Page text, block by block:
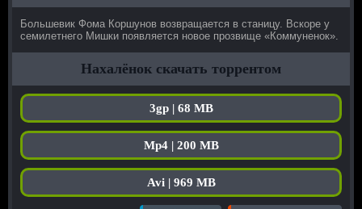
Большевик Фома Коршунов возвращается в станицу. Вскоре у
семилетнего Мишки появляется новое прозвище «Коммуненок».
Нахалёнок скачать торрентом
3gp | 68 MB
Mp4 | 200 MB
Avi | 969 MB